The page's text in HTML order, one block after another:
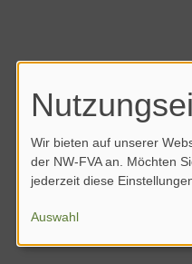
Wir bieten auf unserer
der NW-FVA an. Möchten
jederzeit diese
Auswahl